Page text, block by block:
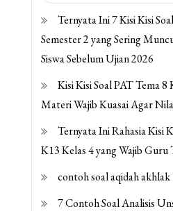
Ternyata Ini 7 Kisi Kisi
Semester 2 yang Sering
Siswa Sebelum Ujian 2026
Kisi Kisi Soal PAT Tema 8
Materi Wajib Kuasai Agar
Ternyata Ini Rahasia Kisi
K13 Kelas 4 yang Wajib Guru
contoh soal aqidah akhlak
7 Contoh Soal Analisis